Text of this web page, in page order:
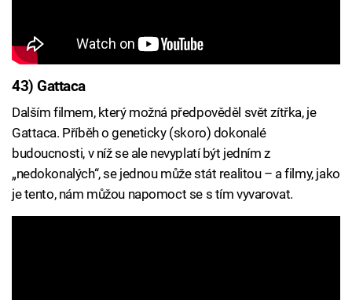
43) Gattaca
Dalším filmem, který možná předpověděl svět zítřka, je
Gattaca. Příběh o geneticky (skoro) dokonalé
budoucnosti, v níž se ale nevyplatí být jedním z
„nedokonalých“, se jednou může stát realitou – a filmy, jako
je tento, nám můžou napomoct se s tím vyvarovat.